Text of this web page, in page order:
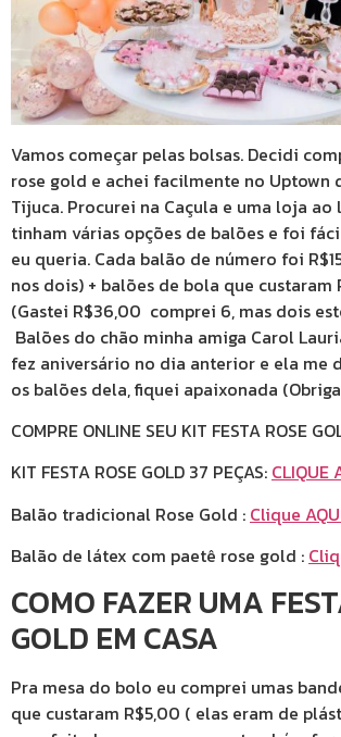
Vamos começar pelas bolsas. Decidi
rose gold e achei facilmente no Uptown
Tijuca. Procurei na Caçula e uma loja ao
tinham várias opções de balões e foi
eu queria. Cada balão de número foi
nos dois) + balões de bola que custaram
(Gastei R$36,00 comprei 6, mas dois
Balões do chão minha amiga Carol
fez aniversário no dia anterior e ela me
os balões dela, fiquei apaixonada
COMPRE ONLINE SEU KIT FESTA ROSE
KIT FESTA ROSE GOLD 37 PEÇAS: CLIQUE
Balão tradicional Rose Gold : Clique
Balão de látex com paetê rose gold :
COMO FAZER UMA
GOLD EM CASA
Pra mesa do bolo eu comprei umas
que custaram R$5,00 ( elas eram de